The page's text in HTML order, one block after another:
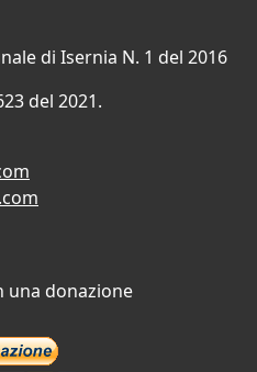
di Isernia N. 1 del 2016
del 2021.
una donazione